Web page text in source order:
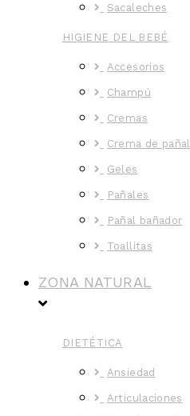
Sacaleches
HIGIENE DEL BEBÉ
Accesorios
Champú
Cremas
Crema de pañal
Geles
Pañales
Pañal bañador
Toallitas
ZONA NATURAL
DIETÉTICA
Ansiedad
Articulaciones